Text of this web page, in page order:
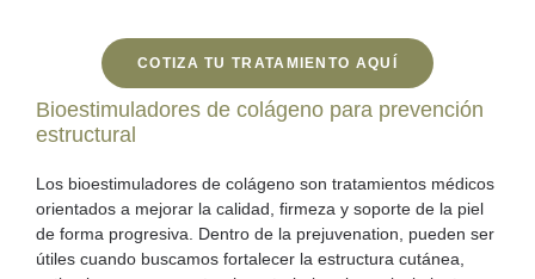
COTIZA TU TRATAMIENTO AQUÍ
Bioestimuladores de colágeno para prevención
estructural
Los bioestimuladores de colágeno son tratamientos médicos
orientados a mejorar la calidad, firmeza y soporte de la piel
de forma progresiva.
Dentro de la prejuvenation, pueden ser
útiles cuando buscamos fortalecer la estructura cutánea,